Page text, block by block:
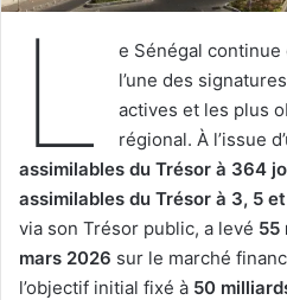
L
e Sénégal continue
l’une des
actives et les plus
régional. À l’issue
assimilables du Trésor à 364
assimilables du Trésor à 3, 5
via son Trésor public, a levé 55
mars 2026 sur le marché
l’objectif initial fixé à 50